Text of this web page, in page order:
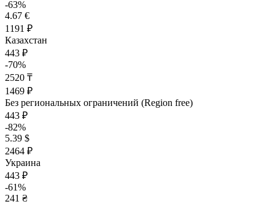
-63%
4.67 €
1191 ₽
Казахстан
443 ₽
-70%
2520 ₸
1469 ₽
Без региональных ограничений (Region free)
443 ₽
-82%
5.39 $
2464 ₽
Украина
443 ₽
-61%
241 ₴